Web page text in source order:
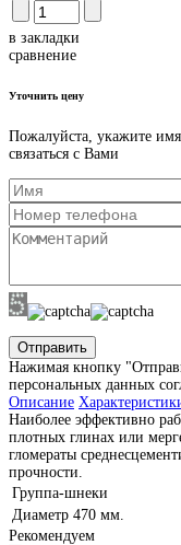
в закладки
сравнение
Уточнить цену
Пожалуйста, укажите
связаться с Вами
Отправить
Нажимая кнопку
персональных данных
Описание
Наиболее эффективно
плотных глинах или
гломераты
прочности.
Группа-шнеки
Диаметр 470 мм.
Рекомендуем